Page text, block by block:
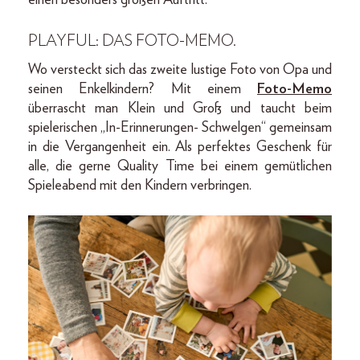
PLAYFUL: DAS FOTO-MEMO.
Wo versteckt sich das zweite lustige Foto von Opa und
seinen Enkelkindern? Mit einem
Foto-Memo
überrascht man Klein und Groß und taucht beim
spielerischen „In-Erinnerungen- Schwelgen“ gemeinsam
in die Vergangenheit ein. Als perfektes Geschenk für
alle, die gerne Quality Time bei einem gemütlichen
Spieleabend mit den Kindern verbringen.